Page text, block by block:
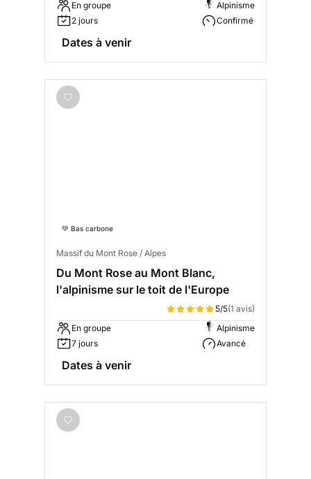
En groupe
2 jours
Alpinisme
Confirmé
Dates à venir
💚 Bas carbone
Massif du Mont Rose / Alpes
Du Mont Rose au Mont Blanc,
l'alpinisme sur le toit de l'Europe
5/5(1 avis)
En groupe
7 jours
Alpinisme
Avancé
Dates à venir